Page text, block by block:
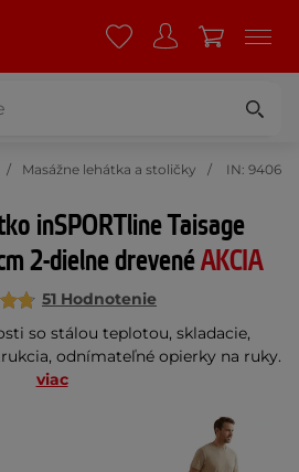
Masážne lehátka a stoličky IN: 9406
inSPORTline Taisage
2-dielne drevenéAKCIA
51 Hodnotenie
so stálou teplotou, skladacie,
odnímateľné opierky na ruky.
viac